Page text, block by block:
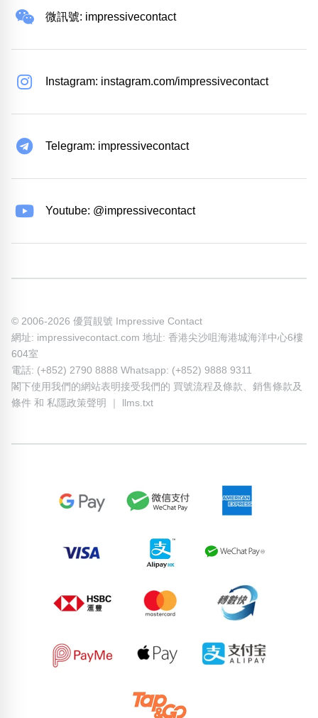
微訊號: impressivecontact
Instagram: instagram.com/impressivecontact
Telegram: impressivecontact
Youtube: @impressivecontact
© 2006-2026 優質靚號 Impressive Contact
網址: impressivecontact.com 地址: 香港尖沙咀海港城海洋中心6樓
604室
電話: (+852) 2790 8888 Whatsapp: (+852) 9888 9311
閣下使用我們的網站表明接受我們的 買號流程及條款、 銷售條款及
條件 和 私隱政策聲明 llms.txt